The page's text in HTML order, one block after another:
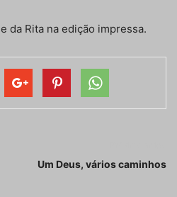
da Rita na edição impressa.
Um Deus, vários caminhos